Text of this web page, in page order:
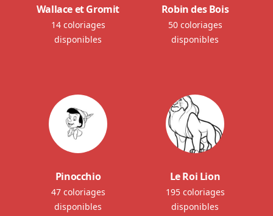
Wallace et Gromit
14 coloriages
disponibles
Robin des Bois
50 coloriages
disponibles
Pinocchio
47 coloriages
disponibles
Le Roi Lion
195 coloriages
disponibles